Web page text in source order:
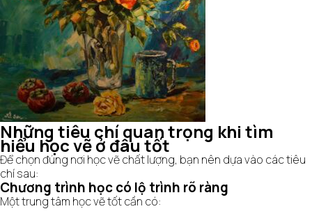
Những tiêu chí quan trọng khi tìm
hiểu học vẽ ở đâu tốt
Để chọn đúng nơi học vẽ chất lượng, bạn nên dựa vào các tiêu
chí sau:
Chương trình học có lộ trình rõ ràng
Một trung tâm học vẽ tốt cần có: